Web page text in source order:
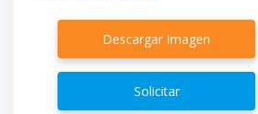
Descargar Imagen
Solicitar